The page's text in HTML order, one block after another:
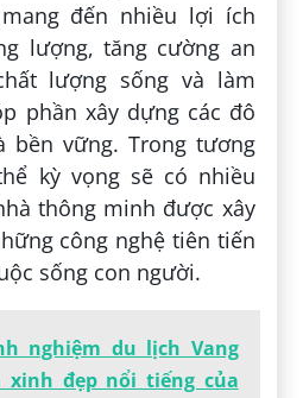
đến nhiều lợi ích
lượng, tăng cường an
lượng sống và làm
phần xây dựng các đô
bền vững. Trong tương
kỳ vọng sẽ có nhiều
thông minh được xây
công nghệ tiên tiến
sống con người.
nghiệm du lịch Vang
đẹp nổi tiếng của